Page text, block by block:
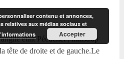
personnes.
était Pécuchet ; maistrop
tête de droite et de gauche.Le
contenu et annonces,
relatives aux médias sociaux et
Accepter